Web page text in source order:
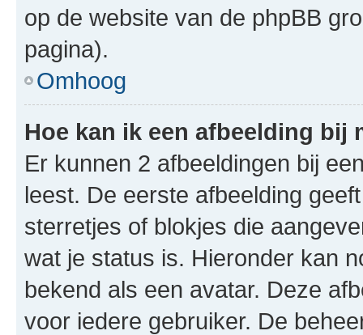
op de website van de phpBB
pagina).
Omhoog
Hoe kan ik een afbeelding bij
Er kunnen 2 afbeeldingen bij
leest. De eerste afbeelding
sterretjes of blokjes die
wat je status is. Hieronder kan
bekend als een avatar. Deze
voor iedere gebruiker. De